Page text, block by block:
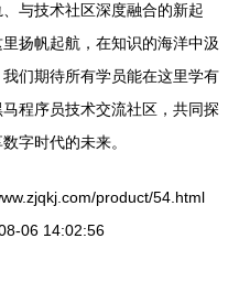
与技术社区深度融合的新起
扬帆起航，在知识的海洋中汲
们期待所有学员能在这里学有
程序员技术交流社区，共同探
字时代的未来。
product/54.html
06 14:02:56